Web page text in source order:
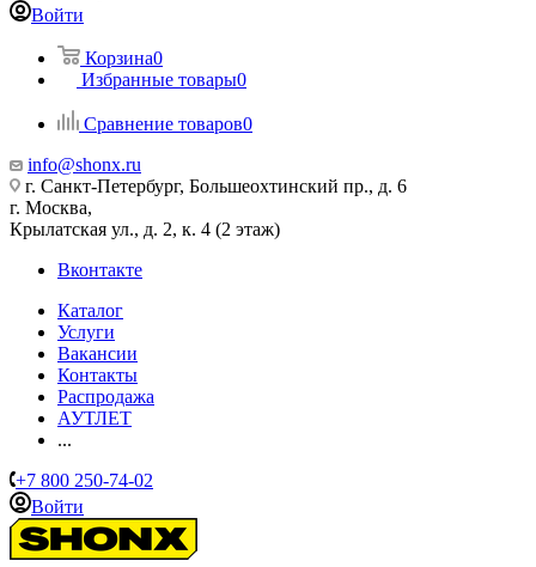
Войти
Корзина0
Избранные товары0
Сравнение товаров0
info@shonx.ru
г. Санкт-Петербург, Большеохтинский пр., д. 6
г. Москва,
Крылатская ул., д. 2, к. 4 (2 этаж)
Вконтакте
Каталог
Услуги
Вакансии
Контакты
Распродажа
АУТЛЕТ
...
+7 800 250-74-02
Войти